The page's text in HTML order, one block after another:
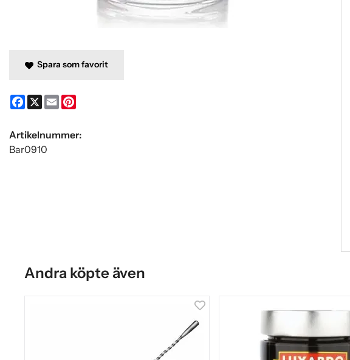
Spara som favorit
Facebook
X Email
Artikelnummer:
Bar0910
Andra köpte även